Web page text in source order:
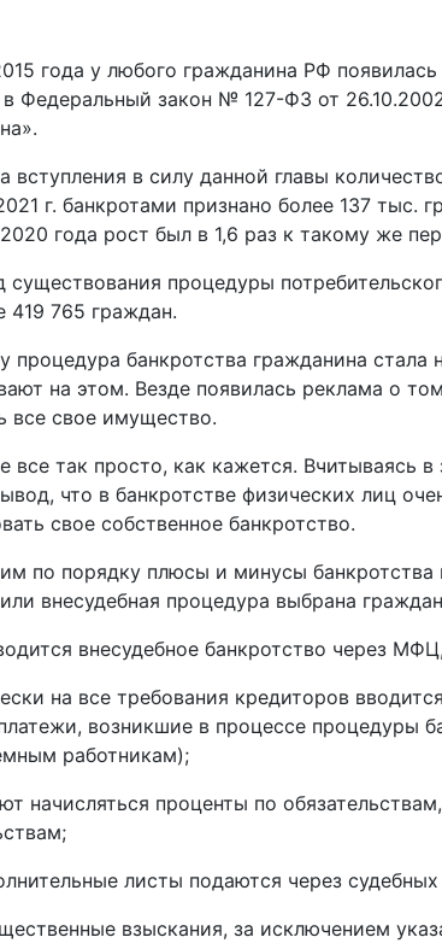
года у любого гражданина РФ
Федеральный закон № 127-ФЗ от
вступления в силу данной главы
г. банкротами признано более 137 тыс.
года рост был в 1,6 раз к такому же
существования процедуры
419 765 граждан.
процедура банкротства гражданина
на этом. Везде появилась реклама о
все свое имущество.
все так просто, как кажется. Вчитываясь
что в банкротстве физических лиц
свое собственное банкротство.
по порядку плюсы и минусы
внесудебная процедура выбрана
внесудебное банкротство через
на все требования кредиторов
возникшие в процессе процедуры
работникам);
начисляться проценты по
листы подаются через
взыскания, за исключением